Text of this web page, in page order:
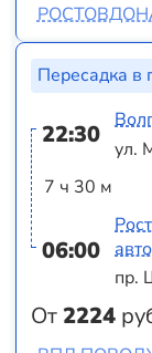
Пересадка в
22:30
7 ч 30 м
06:00
От2224
ул.
пр.